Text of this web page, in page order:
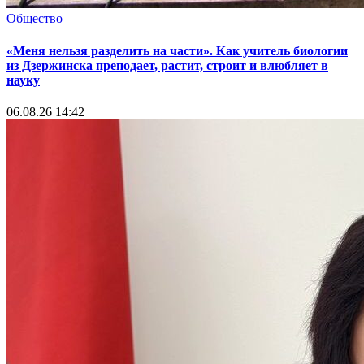
Общество
«Меня нельзя разделить на части». Как учитель биологии
из Дзержинска преподает, растит, строит и влюбляет в
науку
06.08.26 14:42